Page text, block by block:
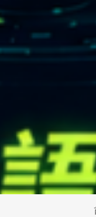
亮眼足跡
Email：
校本部電話： +886-
地址：桃園市中壢區遠